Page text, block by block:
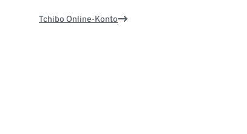
Tchibo Online-Konto